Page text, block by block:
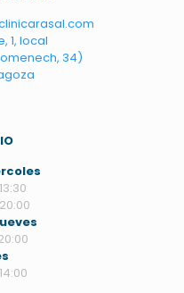
1, local
34)